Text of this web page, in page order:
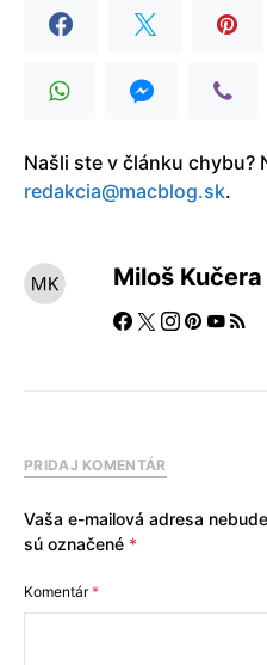
Našli ste v článku chybu?
redakcia@macblog.sk.
Miloš Kučera
PRIDAJ KOMENTÁR
Vaša e-mailová adresa
sú označené *
Komentár*